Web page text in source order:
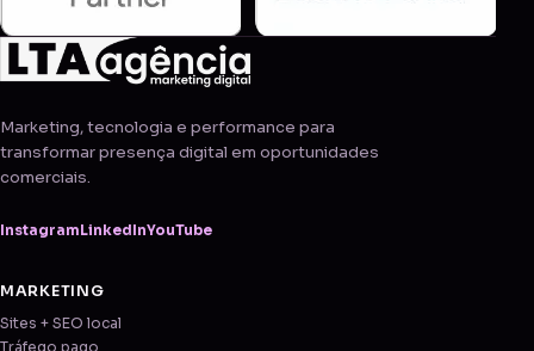
Marketing, tecnologia e performance para
transformar presença digital em oportunidades
comerciais.
Instagram LinkedInYouTube
MARKETING
Sites + SEO local